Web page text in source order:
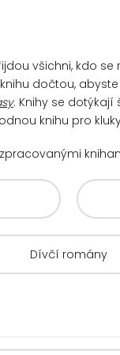
všichni, kdo
dočtou,
. Knihy se
knihu pro
Dívčí romány